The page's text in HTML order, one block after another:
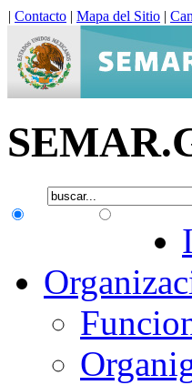
| Contacto | Mapa del Sitio |